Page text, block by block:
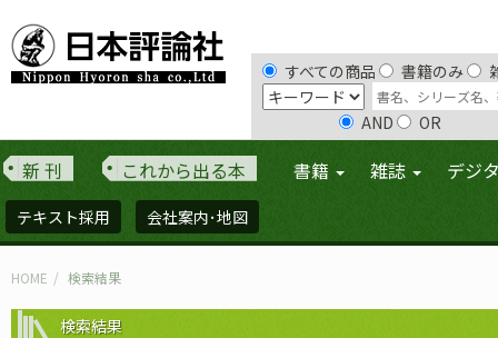
すべての商品 書籍のみ
AND OR
新 刊 これから出る本 書籍 雑誌 デジ
テキスト採用 会社案内･地図
HOME 検索結果
検索結果